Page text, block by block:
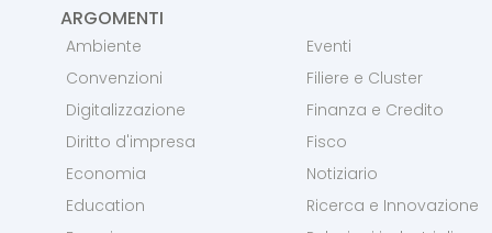
ARGOMENTI
Ambiente
Convenzioni
Digitalizzazione
Diritto d'impresa
Economia
Education
Eventi
Filiere e Cluster
Finanza e Credito
Fisco
Notiziario
Ricerca e Innovazione